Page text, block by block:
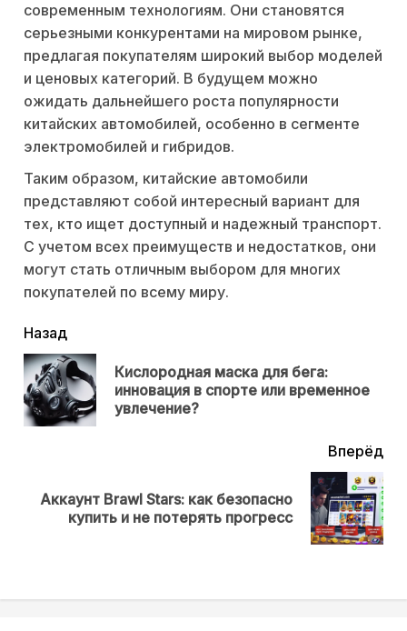
современным технологиям. Они становятся
серьезными конкурентами на мировом рынке,
предлагая покупателям широкий выбор моделей
и ценовых категорий. В будущем можно
ожидать дальнейшего роста популярности
китайских автомобилей, особенно в сегменте
электромобилей и гибридов.
Таким образом, китайские автомобили
представляют собой интересный вариант для
тех, кто ищет доступный и надежный транспорт.
С учетом всех преимуществ и недостатков, они
могут стать отличным выбором для многих
покупателей по всему миру.
читать
еще
Назад
Кислородная маска для бега:
инновация в спорте или временное
увлечение?
Вперёд
Next
Аккаунт Brawl Stars: как безопасно
купить и не потерять прогресс